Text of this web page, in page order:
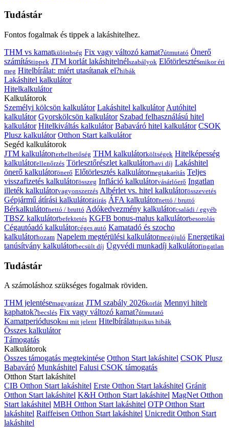
Tudástár
Fontos fogalmak és tippek a lakáshitelhez.
THM vs kamatkülönbség Fix vagy változó kamat?útmutató Önerő
számítástippek JTM korlát lakáshitelnélszabályok Előtörlesztésmikor éri
meg Hitelbírálat: miért utasítanak el?hibák
Lakáshitel kalkulátor
Hitelkalkulátor
Kalkulátorok
Személyi kölcsön kalkulátor Lakáshitel kalkulátor Autóhitel
kalkulátor Gyorskölcsön kalkulátor Szabad felhasználású hitel
kalkulátor Hitelkiváltás kalkulátor Babaváró hitel kalkulátor CSOK
Plusz kalkulátor Otthon Start kalkulátor
Segéd kalkulátorok
JTM kalkulátorterhelhetőség THM kalkulátorköltségek Hitelképesség
kalkulátorellenőrzés Törlesztőrészlet kalkulátorhavi díj Lakáshitel
önerő kalkulátorönerő Előtörlesztés kalkulátormegtakarítás Teljes
visszafizetés kalkulátorösszeg Infláció kalkulátorvásárlóerő Ingatlan
illeték kalkulátorvagyonszerzés Albérlet vs. hitel kalkulátorösszevetés
Gépjármű átírási kalkulátorátírás ÁFA kalkulátornettó / bruttó
Bérkalkulátornettó / bruttó Adókedvezmény kalkulátorcsaládi / egyéb
TBSZ kalkulátorbefektetés KGFB bonus-malus kalkulátorbesorolás
Cégautóadó kalkulátorcéges autó Kamatadó és szocho
kalkulátorhozam Napelem megtérülési kalkulátormegújuló Energetikai
tanúsítvány kalkulátorbecsült díj Ügyvédi munkadíj kalkulátoringatlan
Tudástár
A számoláshoz szükséges fogalmak röviden.
THM jelentésemagyarázat JTM szabály 2026korlát Mennyi hitelt
kaphatok?becslés Fix vagy változó kamat?útmutató
Kamatperiódusokmi mit jelent Hitelbírálattipikus hibák
Összes kalkulátor
Támogatás
Kalkulátorok
Összes támogatás megtekintése Otthon Start lakáshitel CSOK Plusz
Babaváró Munkáshitel Falusi CSOK támogatás
Otthon Start lakáshitel
CIB Otthon Start lakáshitel Erste Otthon Start lakáshitel Gránit
Otthon Start lakáshitel K&H Otthon Start lakáshitel MagNet Otthon
Start lakáshitel MBH Otthon Start lakáshitel OTP Otthon Start
lakáshitel Raiffeisen Otthon Start lakáshitel Unicredit Otthon Start
lakáshitel